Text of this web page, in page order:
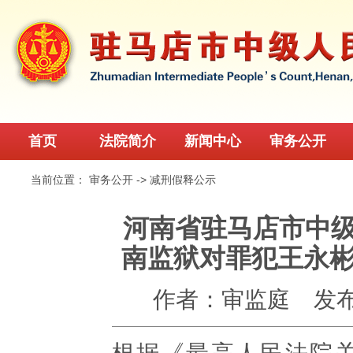
首页 法院简介 新闻中心 审务公开
当前位置：审务公开 ->减刑假释公示
河南省驻马店市中
南监狱对罪犯王永
作者：审监庭 发